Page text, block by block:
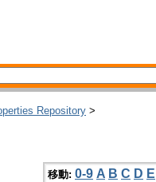
Repository >
移動: 0-9 A B C D E